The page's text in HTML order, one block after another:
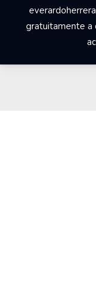
gratuitamente a